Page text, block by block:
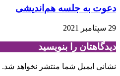
دعوت به جلسه هم‌اندیشی
29 سپتامبر 2021
دیدگاهتان را بنویسید
نشانی ایمیل شما منتشر نخواهد شد.